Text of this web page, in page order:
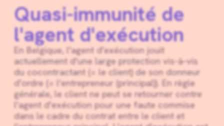
Quasi-immunité de
l'agent d'exécution
En Belgique, l'agent d'exécution jouit
actuellement d'une large protection vis-à-vis
du cocontractant (= le client) de son donneur
d'ordre (= l'entrepreneur (principal)). En règle
générale, le client ne peut se retourner contre
l'agent d'exécution pour une faute commise
dans le cadre du contrat entre le client et